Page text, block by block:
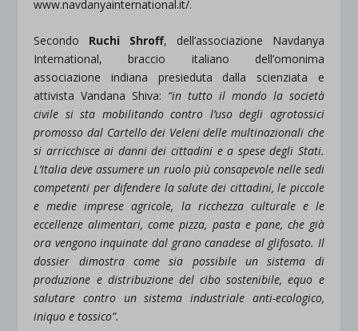
www.navdanyainternational.it/.
Secondo Ruchi Shroff, dell’associazione Navdanya
International, braccio italiano dell’omonima
associazione indiana presieduta dalla scienziata e
attivista Vandana Shiva: “in tutto il mondo la società
civile si sta mobilitando contro l’uso degli agrotossici
promosso dal Cartello dei Veleni delle multinazionali che
si arricchisce ai danni dei cittadini e a spese degli Stati.
L’Italia deve assumere un ruolo più consapevole nelle sedi
competenti per difendere la salute dei cittadini, le piccole
e medie imprese agricole, la ricchezza culturale e le
eccellenze alimentari, come pizza, pasta e pane, che già
ora vengono inquinate dal grano canadese al glifosato. Il
dossier dimostra come sia possibile un sistema di
produzione e distribuzione del cibo sostenibile, equo e
salutare contro un sistema industriale anti-ecologico,
iniquo e tossico”.